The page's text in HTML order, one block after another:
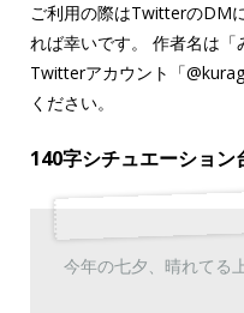
ご利用の際はTwitterのDM
れば幸いです。 作者名は「
Twitterアカウント「
ください。
140字シチュエーション
今年の七夕、晴れてる